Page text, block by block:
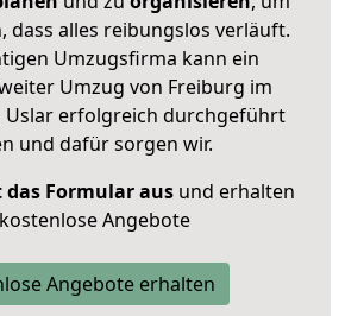
dass alles reibungslos verläuft.
Umzugsfirma kann ein
Umzug von Freiburg im
Uslar erfolgreich durchgeführt
und dafür sorgen wir.
das Formular ausund erhalten
Angebote
Angebote erhalten